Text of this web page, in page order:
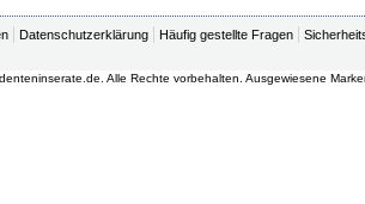
Datenschutzerklärung Häufig gestellte Fragen
Alle Rechte vorbehalten. Ausgewiesene